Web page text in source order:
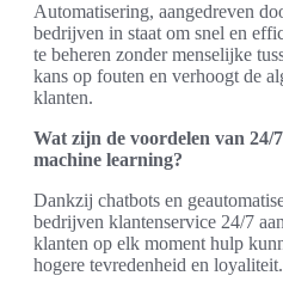
Automatisering, aangedreven
bedrijven in staat om snel en
te beheren zonder menselijke
kans op fouten en verhoogt de
klanten.
Wat zijn de voordelen van 24/
machine learning?
Dankzij chatbots en
bedrijven klantenservice 24/7
klanten op elk moment hulp
hogere tevredenheid en loyaliteit.